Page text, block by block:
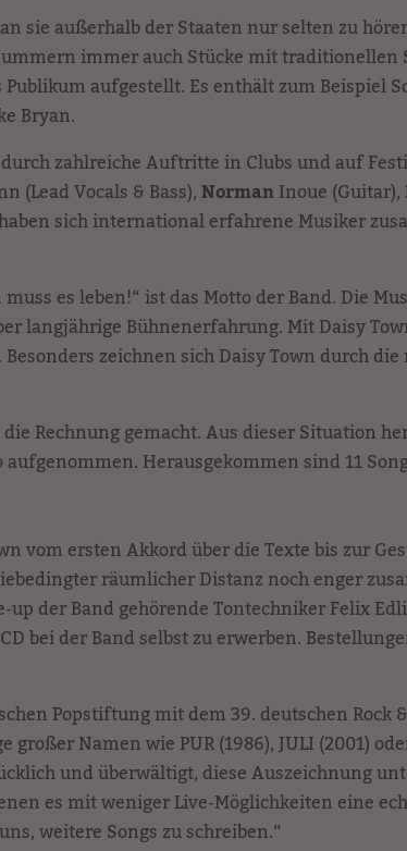
sie außerhalb der Staaten nur selten zu
immer auch Stücke mit
aufgestellt. Es enthält zum Beispiel
Bryan.
zahlreiche Auftritte in Clubs und auf
(Lead Vocals & Bass),NormanInoue (Guitar),
sich international erfahrene Musiker
es leben!“ ist das Motto der Band. Die
langjährige Bühnenerfahrung. Mit Daisy
zeichnen sich Daisy Town durch
Rechnung gemacht. Aus dieser Situation
Herausgekommen sind 11
vom ersten Akkord über die Texte bis zur
räumlicher Distanz noch enger
der Band gehörende Tontechniker Felix
bei der Band selbst zu erwerben.
Popstiftung mit dem 39. deutschen Rock
Namen wie PUR (1986), JULI (2001)
und überwältigt, diese Auszeichnung
es mit weniger Live-Möglichkeiten eine
weitere Songs zu schreiben.“